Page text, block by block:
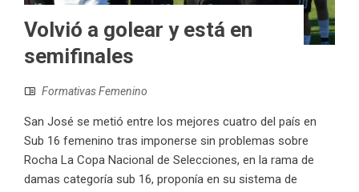
Volvió a golear y está en
semifinales
Formativas Femenino
San José se metió entre los mejores cuatro del país en
Sub 16 femenino tras imponerse sin problemas sobre
Rocha La Copa Nacional de Selecciones, en la rama de
damas categoría sub 16, proponía en su sistema de